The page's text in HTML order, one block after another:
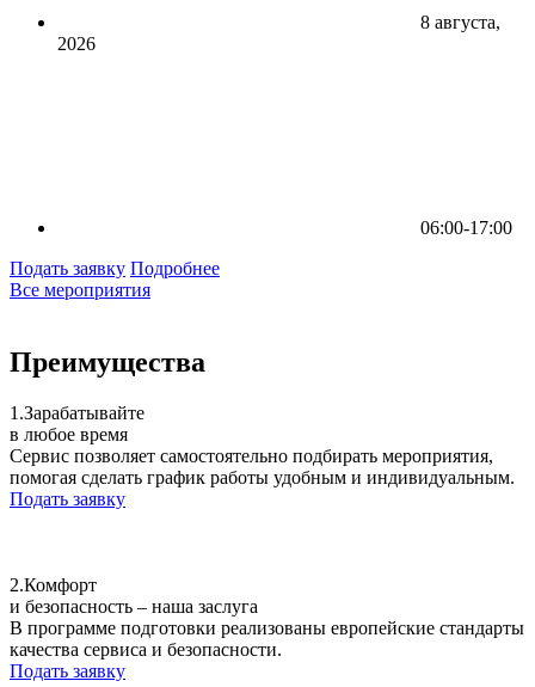
8 августа,
2026
06:00-17:00
Подать заявку Подробнее
Все мероприятия
Преимущества
1.Зарабатывайте
в любое время
Сервис позволяет самостоятельно подбирать мероприятия,
помогая сделать график работы удобным и индивидуальным.
Подать заявку
2.Комфорт
и безопасность – наша заслуга
В программе подготовки реализованы европейские стандарты
качества сервиса и безопасности.
Подать заявку